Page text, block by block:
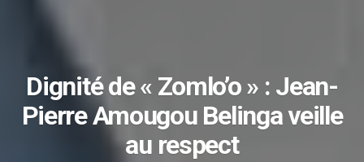
Dignité de « Zomlo’o » : Jean-
Pierre Amougou Belinga veille
au respect